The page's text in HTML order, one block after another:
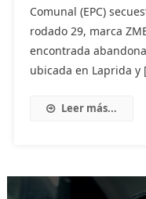
Comunal (EPC)
rodado 29, marca
encontrada
ubicada en Laprida y
Leer más...